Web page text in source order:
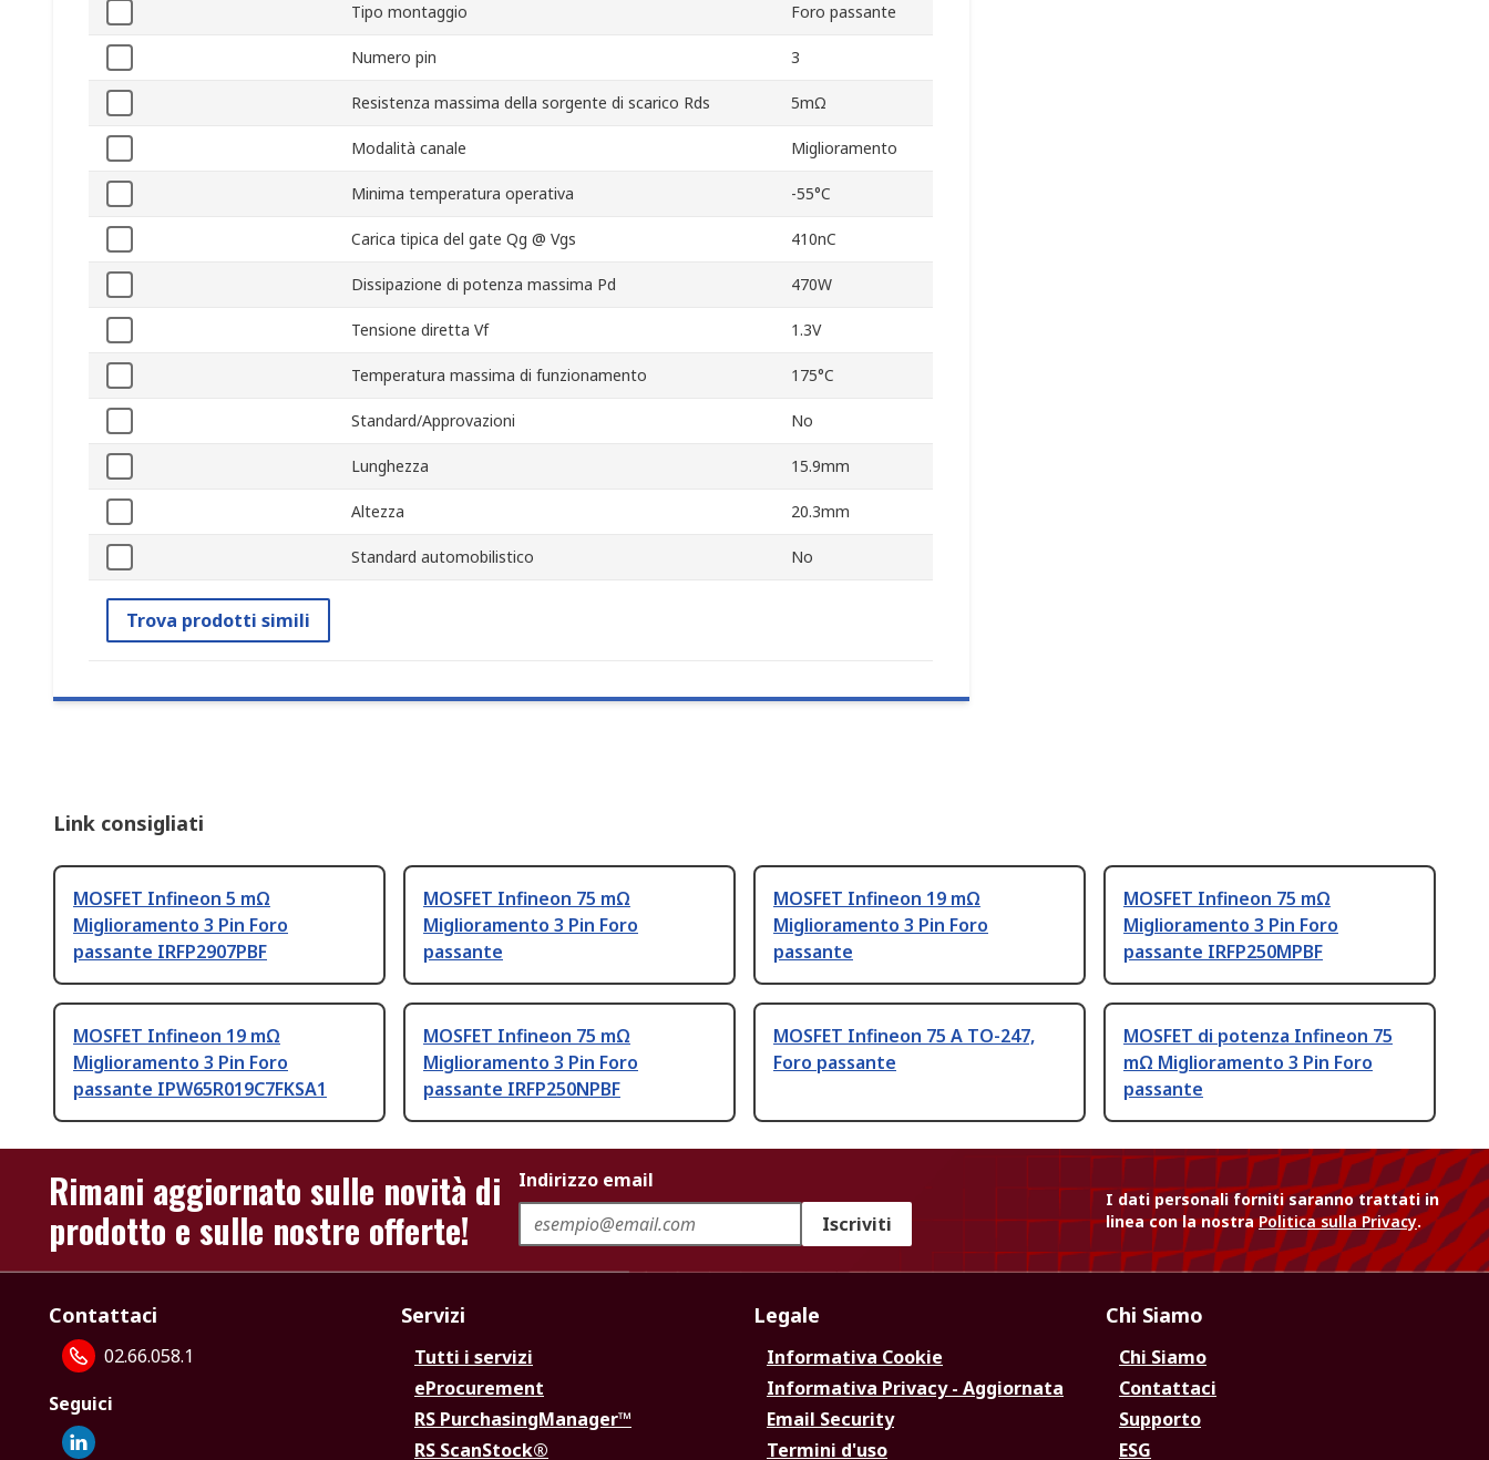
Tipo montaggio Foro passante
Numero pin 3
Resistenza massima della sorgente di scarico Rds 5mΩ
Modalità canale Miglioramento
Minima temperatura operativa -55°C
Carica tipica del gate Qg @ Vgs 410nC
Dissipazione di potenza massima Pd 470W
Tensione diretta Vf 1.3V
Temperatura massima di funzionamento 175°C
Standard/Approvazioni No
Lunghezza 15.9mm
Altezza 20.3mm
Standard automobilistico No
Trova prodotti simili
Link consigliati
MOSFET Infineon 5 mΩ
Miglioramento 3 Pin Foro
passante IRFP2907PBF
MOSFET Infineon 75 mΩ
Miglioramento 3 Pin Foro
passante
MOSFET Infineon 19 mΩ
Miglioramento 3 Pin Foro
passante
MOSFET Infineon 75 mΩ
Miglioramento 3 Pin Foro
passante IRFP250MPBF
MOSFET Infineon 19 mΩ
Miglioramento 3 Pin Foro
passante IPW65R019C7FKSA1
MOSFET Infineon 75 mΩ
Miglioramento 3 Pin Foro
passante IRFP250NPBF
MOSFET Infineon 75 A TO-247,
Foro passante
MOSFET di potenza Infineon 75
mΩ Miglioramento 3 Pin Foro
passante
Rimani aggiornato sulle novità di
prodotto e sulle nostre offerte!
Indirizzo email
Iscriviti
I dati personali forniti saranno trattati in
linea con la nostraPolitica sulla Privacy.
Contattaci
02.66.058.1
Seguici
Servizi
Tutti i servizi
eProcurement
RS PurchasingManager™
RS ScanStock®
Legale
Informativa Cookie
Informativa Privacy - Aggiornata
Email Security
Termini d'uso
Chi Siamo
Chi Siamo
Contattaci
Supporto
ESG